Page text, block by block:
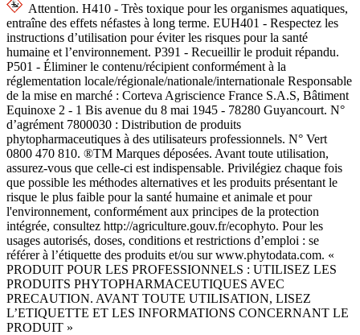
Attention. H410 - Très toxique pour les organismes aquatiques,
entraîne des effets néfastes à long terme. EUH401 - Respectez les
instructions d’utilisation pour éviter les risques pour la santé
humaine et l’environnement. P391 - Recueillir le produit répandu.
P501 - Éliminer le contenu/récipient conformément à la
réglementation locale/régionale/nationale/internationale Responsable
de la mise en marché : Corteva Agriscience France S.A.S, Bâtiment
Equinoxe 2 - 1 Bis avenue du 8 mai 1945 - 78280 Guyancourt. N°
d’agrément 7800030 : Distribution de produits
phytopharmaceutiques à des utilisateurs professionnels. N° Vert
0800 470 810. ®TM Marques déposées. Avant toute utilisation,
assurez-vous que celle-ci est indispensable. Privilégiez chaque fois
que possible les méthodes alternatives et les produits présentant le
risque le plus faible pour la santé humaine et animale et pour
l'environnement, conformément aux principes de la protection
intégrée, consultez http://agriculture.gouv.fr/ecophyto. Pour les
usages autorisés, doses, conditions et restrictions d’emploi : se
référer à l’étiquette des produits et/ou sur www.phytodata.com. «
PRODUIT POUR LES PROFESSIONNELS : UTILISEZ LES
PRODUITS PHYTOPHARMACEUTIQUES AVEC
PRECAUTION. AVANT TOUTE UTILISATION, LISEZ
L’ETIQUETTE ET LES INFORMATIONS CONCERNANT LE
PRODUIT »